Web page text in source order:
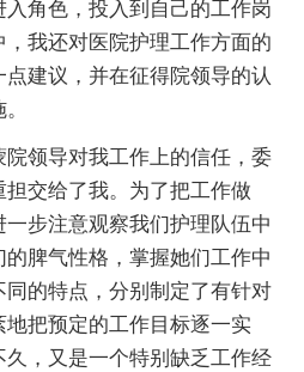
角色，投入到自己的工作岗
我还对医院护理工作方面的
建议，并在征得院领导的认
领导对我工作上的信任，委
交给了我。为了把工作做
步注意观察我们护理队伍中
脾气性格，掌握她们工作中
的特点，分别制定了有针对
把预定的工作目标逐一实
，又是一个特别缺乏工作经